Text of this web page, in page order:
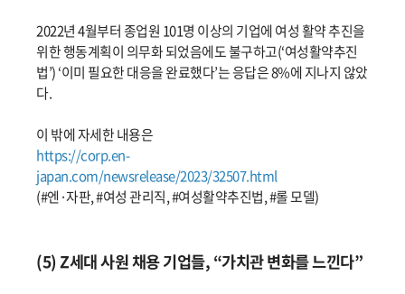
2022년 4월부터 종업원 101명 이상의 기업에 여성 활약 추진을
위한 행동계획이 의무화 되었음에도 불구하고(‘여성활약추진
법’) ‘이미 필요한 대응을 완료했다’는 응답은 8%에 지나지 않았
다.
이 밖에 자세한 내용은
https://corp.en-
japan.com/newsrelease/2023/32507.html
(#엔·자판, #여성 관리직, #여성활약추진법, #롤 모델)
(5) Z세대 사원 채용 기업들, “가치관 변화를 느낀다”